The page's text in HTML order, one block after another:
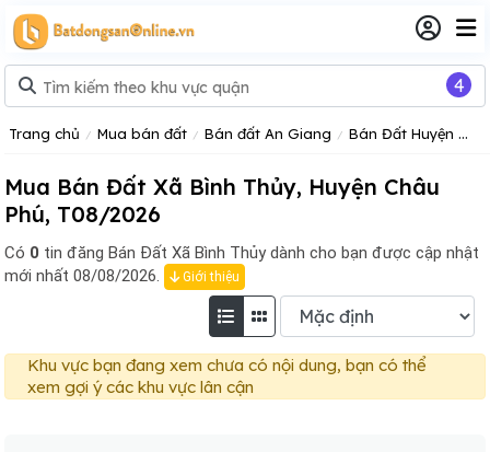
Trang chủ Mua bán đất Bán đất An Giang Bán Đất Huyện Châu Phú
Mua Bán Đất Xã Bình Thủy, Huyện Châu
Phú, T08/2026
Có 0 tin đăng Bán Đất Xã Bình Thủy dành cho bạn được cập nhật
mới nhất 08/08/2026.
Giới thiệu
Khu vực bạn đang xem chưa có nội dung, bạn có thể
xem gợi ý các khu vực lân cận
4